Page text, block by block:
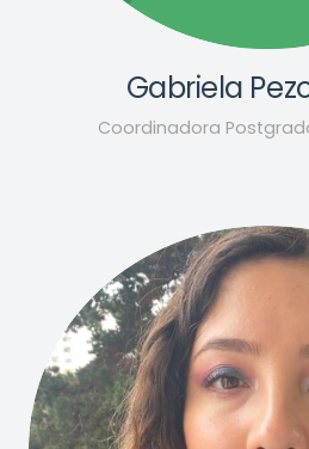
Gabriela
Coordinadora